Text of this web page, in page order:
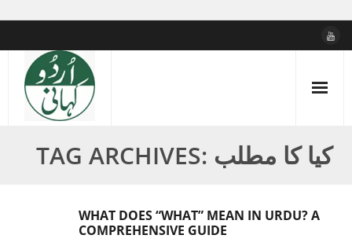
content
TAG ARCHIVES: کیا کا مطلب
WHAT DOES “WHAT” MEAN IN URDU? A
COMPREHENSIVE GUIDE